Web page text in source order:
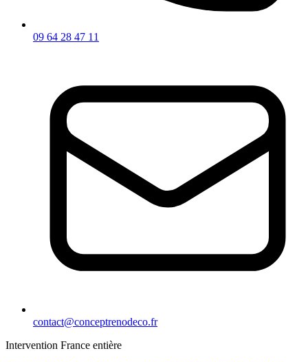
09 64 28 47 11
contact@conceptrenodeco.fr
Intervention France entière